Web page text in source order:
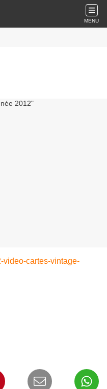
MENU
video-cartes-vintage-